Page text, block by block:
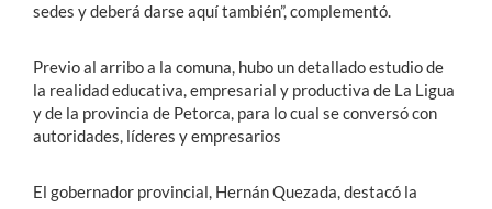
sedes y deberá darse aquí también”, complementó.
Previo al arribo a la comuna, hubo un detallado estudio de
la realidad educativa, empresarial y productiva de La Ligua
y de la provincia de Petorca, para lo cual se conversó con
autoridades, líderes y empresarios
El gobernador provincial, Hernán Quezada, destacó la